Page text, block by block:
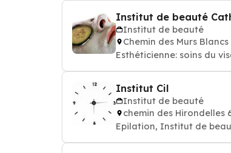
Institut de beauté
Institut de beauté
Chemin des Murs Blancs
Institut Cil
Institut de beauté
chemin des Hirondelles
Epilation, Institut de